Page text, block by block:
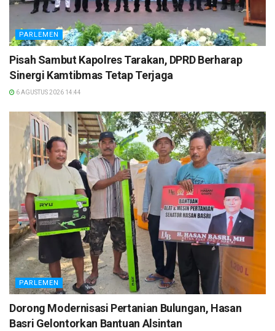
PARLEMEN
Pisah Sambut Kapolres Tarakan, DPRD Berharap
Sinergi Kamtibmas Tetap Terjaga
6 AGUSTUS 2026 14:44
PARLEMEN
Dorong Modernisasi Pertanian Bulungan, Hasan
Basri Gelontorkan Bantuan Alsintan